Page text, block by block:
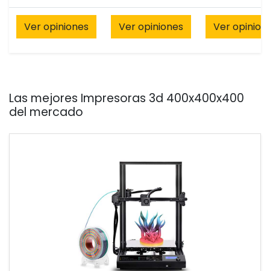
Ver opiniones Ver opiniones Ver
Las mejores Impresoras 3d 400x400x400
del mercado